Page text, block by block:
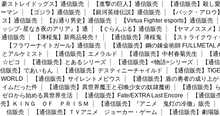
豪ストレイドッグス】通信販売
【進撃の巨人】通信販売
【通信販売】殺し愛
ーマン
【ゴジラ】通信販売 【銀河英雄伝説】通信販売
【バック・アロウ
ス】通信販売
【お通り男史】通信販売
【Virtua Fighter esports】通信販売
ッシブ- 星なき夜のアリア』】通
【ぐらんぶる】通信販売
【ヤマノススメ
通信販売
【薄桜鬼】新商品発売！ 【通信販売】薄桜鬼
【ストライクウ
【フラワーナイトガール】通信販売
【通信販売】鋼の錬金術師 FULLMETAL
とアルケミスト
【通信販売】エメラルド 【通信販売】中村春菊先生
【
☆ピコ
【通信販売】とあるシリーズ 【通信販売】<物語>シリーズ
【通
信販売】であいもん
【通信販売】デスティニーチャイルド
【通信販売】
WORLD
【通信販売】サイレントメビウス
【通信販売】盾の勇者の成り上が
イムだった件
【通信販売】異世界魔王と召喚少女の奴隷魔術
【通信販売】
ゼロから始める異世界生活
【通信販売】Fate/EXTRA Last Encore
【通信
売】ＫＩＮＧ ＯＦ ＰＲＩＳＭ
【通信販売】『アニメ 鬼灯の冷徹』販売
信販売
【通信販売】ＴＶアニメ ジョーカー・ゲーム
【通信販売】劇場